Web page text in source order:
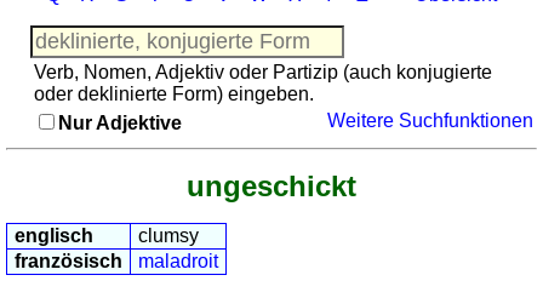
Italienisch
Lateinisch
Niederländisch
Portugiesisch
Nützliches
Umrechner
Verb, Nomen, Adjektiv oder Partizip (auch konjugierte
oder deklinierte Form) eingeben.
Nur Adjektive
Weitere Suchfunktionen
ungeschickt
englisch
clumsy
französisch
maladroit